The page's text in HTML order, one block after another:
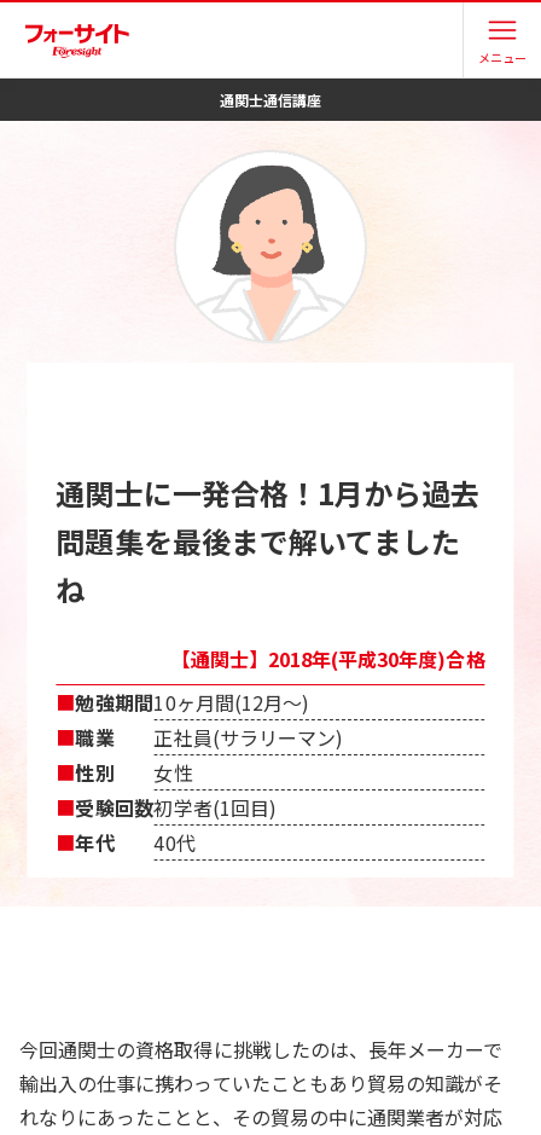
メニュー
通関士通信講座
通関士に一発合格！1月から過去
問題集を最後まで解いてました
ね
【通関士】2018年(平成30年度)合格
■勉強期間10ヶ月間(12月〜)
■職業
正社員(サラリーマン)
■性別
女性
■受験回数初学者(1回目)
■年代 40代
今回通関士の資格取得に挑戦したのは、長年メーカーで
輸出入の仕事に携わっていたこともあり貿易の知識がそ
れなりにあったことと、その貿易の中に通関業者が対応